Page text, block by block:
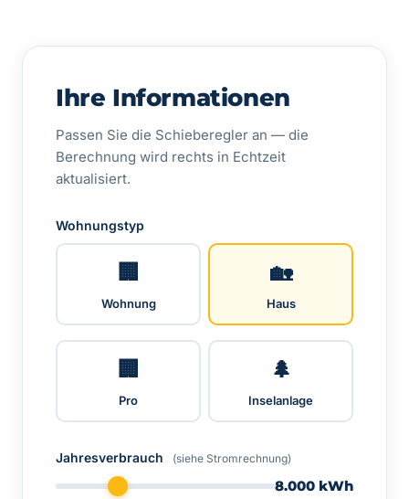
Ihre Informationen
Passen Sie die Schieberegler an — die
Berechnung wird rechts in Echtzeit
aktualisiert.
Wohnungstyp
🏢
Wohnung
🏡
Haus
🏢
Pro
🌲
Inselanlage
Jahresverbrauch (siehe Stromrechnung)
8.000 kWh